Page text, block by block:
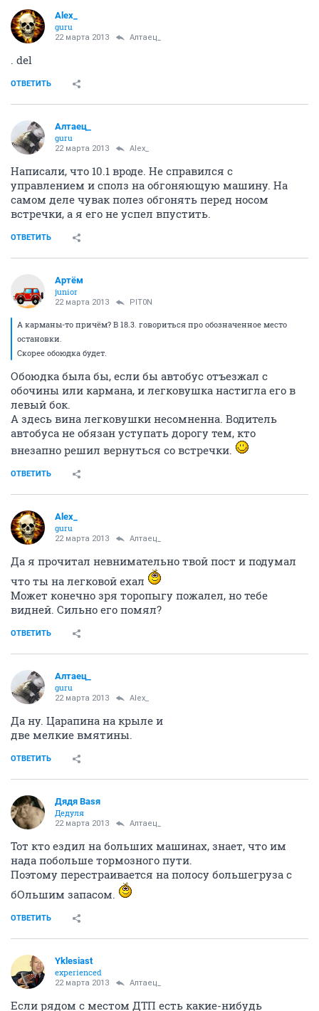
Alex_
guru
22 марта 2013 Алтаец_
. del
ОТВЕТИТЬ
Алтаец_
guru
22 марта 2013 Alex_
Написали, что 10.1 вроде. Не справился с
управлением и сполз на обгоняющую машину. На
самом деле чувак полез обгонять перед носом
встречки, а я его не успел впустить.
ОТВЕТИТЬ
Артём
juniоr
22 марта 2013 PIT0N
А карманы-то причём? В 18.3. говориться про обозначенное место
остановки.
Скорее обоюдка будет.
Обоюдка была бы, если бы автобус отъезжал с
обочины или кармана, и легковушка настигла его в
левый бок.
А здесь вина легковушки несомненна. Водитель
автобуса не обязан уступать дорогу тем, кто
внезапно решил вернуться со встречки.
ОТВЕТИТЬ
Alex_
guru
22 марта 2013 Алтаец_
Да я прочитал невнимательно твой пост и подумал
что ты на легковой ехал
Может конечно зря торопыгу пожалел, но тебе
видней. Сильно его помял?
ОТВЕТИТЬ
Алтаец_
guru
22 марта 2013 Alex_
Да ну. Царапина на крыле и
две мелкие вмятины.
ОТВЕТИТЬ
Дядя Ваsя
Дедуля
22 марта 2013 Алтаец_
Тот кто ездил на больших машинах, знает, что им
нада побольше тормозного пути.
Поэтому перестраивается на полосу большегруза с
бОльшим запасом.
ОТВЕТИТЬ
Yklesiast
experienced
22 марта 2013 Алтаец_
Если рядом с местом ДТП есть какие-нибудь